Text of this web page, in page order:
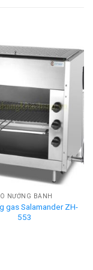
NƯỚNG BÁNH
gas Salamander ZH-
553